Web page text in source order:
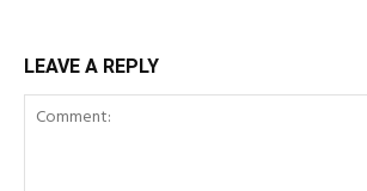
LEAVE A REPLY